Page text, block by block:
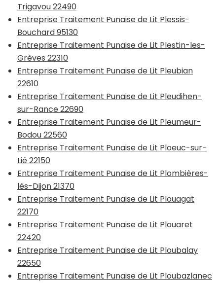
Trigavou 22490
Entreprise Traitement Punaise de Lit Plessis-
Bouchard 95130
Entreprise Traitement Punaise de Lit Plestin-les-
Grèves 22310
Entreprise Traitement Punaise de Lit Pleubian
22610
Entreprise Traitement Punaise de Lit Pleudihen-
sur-Rance 22690
Entreprise Traitement Punaise de Lit Pleumeur-
Bodou 22560
Entreprise Traitement Punaise de Lit Ploeuc-sur-
Lié 22150
Entreprise Traitement Punaise de Lit Plombières-
lès-Dijon 21370
Entreprise Traitement Punaise de Lit Plouagat
22170
Entreprise Traitement Punaise de Lit Plouaret
22420
Entreprise Traitement Punaise de Lit Ploubalay
22650
Entreprise Traitement Punaise de Lit Ploubazlanec